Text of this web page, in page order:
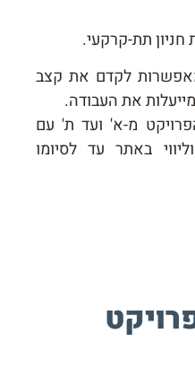
לקדם את קצב
את העבודה.
מ-א' ועד ת' עם
באתר עד לסיומו